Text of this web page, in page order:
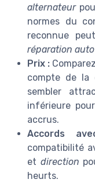
alternateur
normes du
reconnue
réparation auto
Prix :
compte de la
sembler
inférieure
accrus.
Accords
compatibilité
et direction
heurts.